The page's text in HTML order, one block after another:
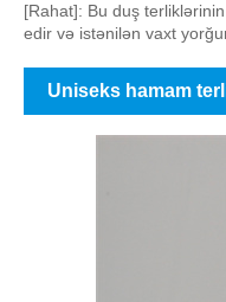
[Rahat]: Bu duş terliklərinin
edir və istənilən vaxt
Uniseks hamam